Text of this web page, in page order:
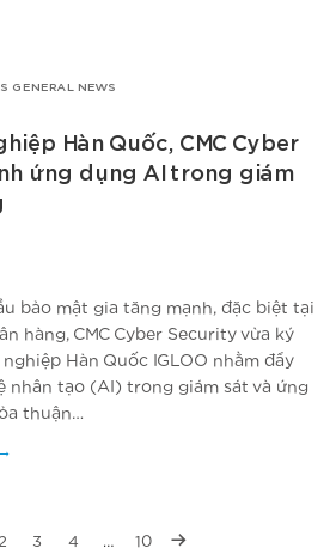
GENERAL NEWS
Hàn Quốc, CMC Cyber
ứng dụng AI trong giám
bảo mật gia tăng mạnh, đặc biệt tại
hàng, CMC Cyber Security vừa ký
Hàn Quốc IGLOO nhằm đẩy
nhân tạo (AI) trong giám sát và ứng
thuận…
→
2 3 4 … 10